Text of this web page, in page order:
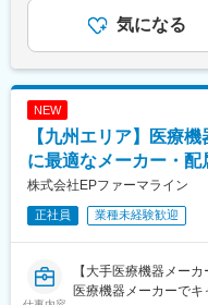
自身の成果や頑張り
また、在籍年数が増
手当もアップします
る報酬制度になってい
配属後は担当マネージ
みや、キャリア形成
す。また知識・スキル
しています。
変更の範囲：会社の定
【教育研修】
製品教育、継続研修
修、ハイブリッドMR
ビジネススキル研修
【当社について】
当社はエムスリーグル
ルマーケター事業の2
【当社CSO事業の特徴
先発品を扱うPJTを
後2ndPJT以降も先発
回・諸手当：MR手
業規則に則る・その
トによる）賃金はあく
下する可能性があり
す。
気になる
NEW
【九州エリア】医療
に最適なメーカー・配
株式会社EPファーマライン
正社員 業種未経験歓迎
【大手医療機器メー
医療機器メーカーでキ